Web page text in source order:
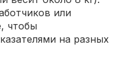
или
чтобы
на разных